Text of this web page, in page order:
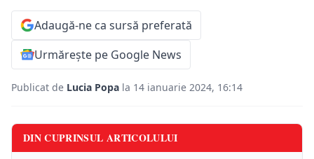
Adaugă-ne ca sursă preferată
Urmărește pe Google News
Publicat de Lucia Popa la 14 ianuarie 2024, 16:14
DIN CUPRINSUL ARTICOLULUI